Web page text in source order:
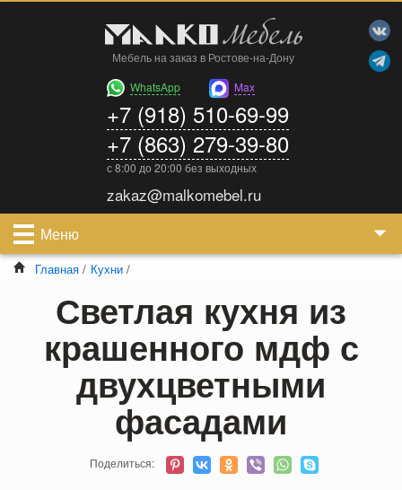
Мебель на заказ в Ростове-на-Дону
WhatsApp
Max
+7 (918) 510-69-99
+7 (863) 279-39-80
с 8:00 до 20:00 без выходных
zakaz@malkomebel.ru
Меню
Главная / Кухни /
Светлая кухня из
крашенного мдф с
двухцветными
фасадами
Поделиться: